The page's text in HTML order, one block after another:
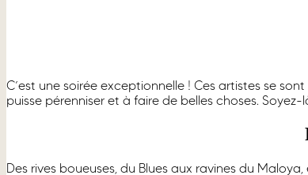
C’est une soirée exceptionnelle ! Ces artistes se
puisse pérenniser et à faire de belles choses. Soyez-
Des rives boueuses, du Blues aux ravines du